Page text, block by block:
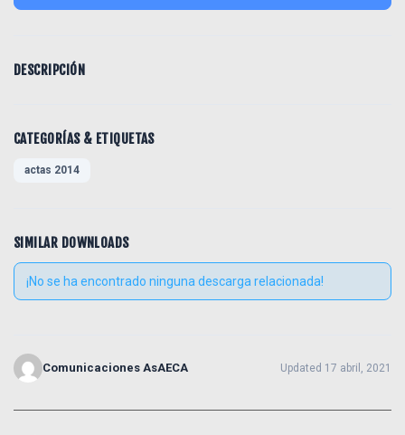
DESCRIPCIÓN
CATEGORÍAS & ETIQUETAS
actas 2014
SIMILAR DOWNLOADS
¡No se ha encontrado ninguna descarga relacionada!
Comunicaciones AsAECA Updated 17 abril, 2021